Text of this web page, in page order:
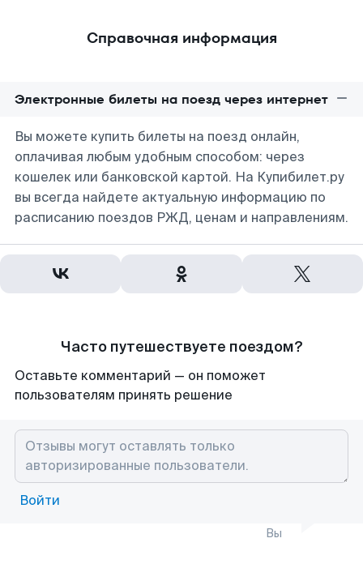
Справочная информация
Электронные билеты на поезд через интернет
Вы можете купить билеты на поезд онлайн,
оплачивая любым удобным способом: через
кошелек или банковской картой. На Купибилет.ру
вы всегда найдете актуальную информацию по
расписанию поездов РЖД, ценам и направлениям.
Часто путешествуете поездом?
Оставьте комментарий — он поможет
пользователям принять решение
Войти
Вы